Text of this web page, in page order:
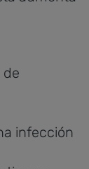
de
infección